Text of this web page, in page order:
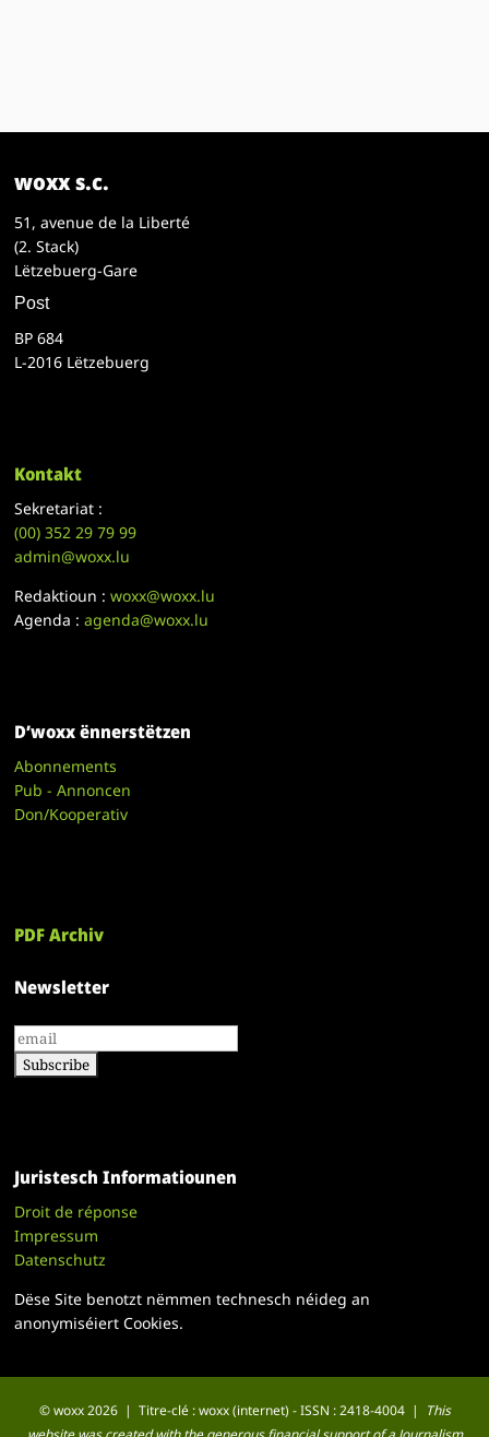
woxx s.c.
51, avenue de la Liberté
(2. Stack)
Lëtzebuerg-Gare
Post
BP 684
L-2016 Lëtzebuerg
Kontakt
Sekretariat :
(00)352 29 79 99
admin@woxx.lu
Redaktioun :woxx@woxx.lu
Agenda :agenda@woxx.lu
D’woxx ënnerstëtzen
Abonnements
Pub - Annoncen
Don/Kooperativ
PDF Archiv
Newsletter
Juristesch Informatiounen
Droit de réponse
Impressum
Datenschutz
Dëse Site benotzt nëmmen technesch néideg an
anonymiséiert Cookies.
© woxx 2026 | Titre-clé : woxx (internet) - ISSN : 2418-4004 |
This